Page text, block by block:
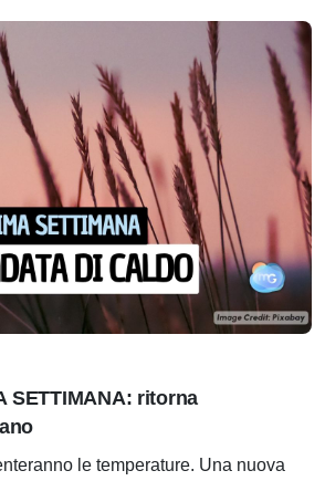
SETTIMANA: ritorna
le temperature. Una nuova